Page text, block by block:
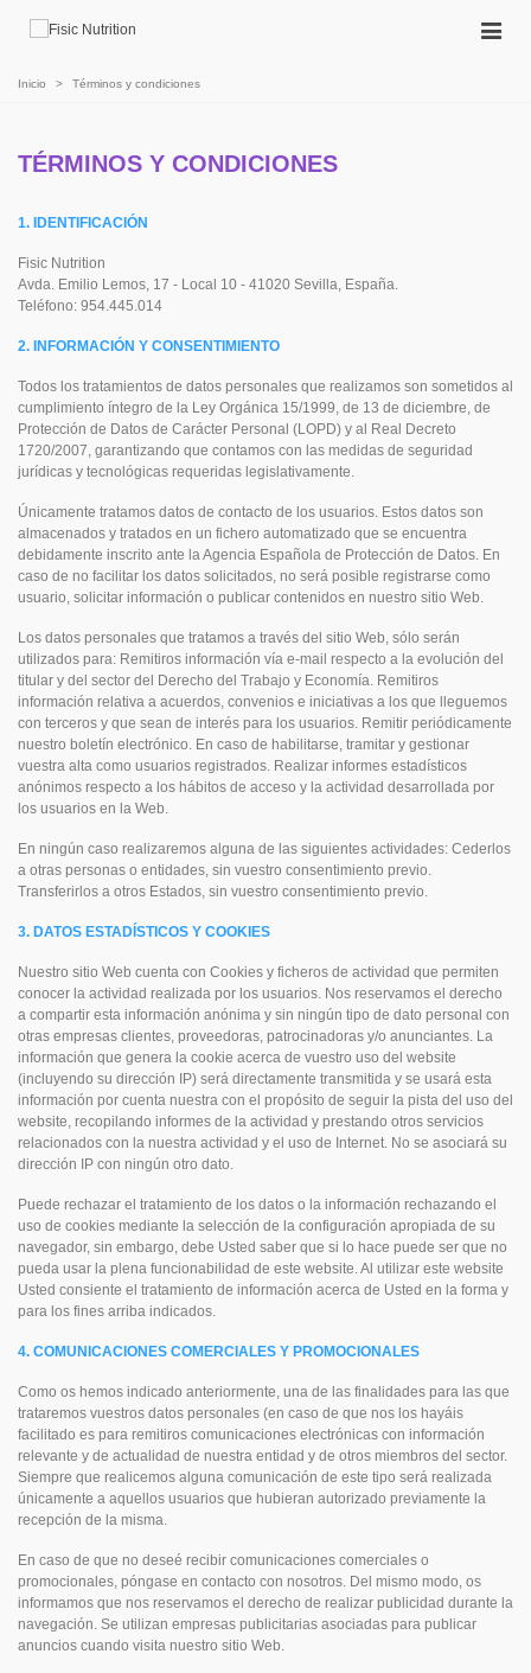
Inicio > Términos y condiciones
TÉRMINOS Y CONDICIONES
1. IDENTIFICACIÓN
Fisic Nutrition
Avda. Emilio Lemos, 17 - Local 10 - 41020 Sevilla, España.
Teléfono: 954.445.014
2. INFORMACIÓN Y CONSENTIMIENTO
Todos los tratamientos de datos personales que realizamos son sometidos al
cumplimiento íntegro de la Ley Orgánica 15/1999, de 13 de diciembre, de
Protección de Datos de Carácter Personal (LOPD) y al Real Decreto
1720/2007, garantizando que contamos con las medidas de seguridad
jurídicas y tecnológicas requeridas legislativamente.
Únicamente tratamos datos de contacto de los usuarios. Estos datos son
almacenados y tratados en un fichero automatizado que se encuentra
debidamente inscrito ante la Agencia Española de Protección de Datos. En
caso de no facilitar los datos solicitados, no será posible registrarse como
usuario, solicitar información o publicar contenidos en nuestro sitio Web.
Los datos personales que tratamos a través del sitio Web, sólo serán
utilizados para: Remitiros información vía e-mail respecto a la evolución del
titular y del sector del Derecho del Trabajo y Economía. Remitiros
información relativa a acuerdos, convenios e iniciativas a los que lleguemos
con terceros y que sean de interés para los usuarios. Remitir periódicamente
nuestro boletín electrónico. En caso de habilitarse, tramitar y gestionar
vuestra alta como usuarios registrados. Realizar informes estadísticos
anónimos respecto a los hábitos de acceso y la actividad desarrollada por
los usuarios en la Web.
En ningún caso realizaremos alguna de las siguientes actividades: Cederlos
a otras personas o entidades, sin vuestro consentimiento previo.
Transferirlos a otros Estados, sin vuestro consentimiento previo.
3. DATOS ESTADÍSTICOS Y COOKIES
Nuestro sitio Web cuenta con Cookies y ficheros de actividad que permiten
conocer la actividad realizada por los usuarios. Nos reservamos el derecho
a compartir esta información anónima y sin ningún tipo de dato personal con
otras empresas clientes, proveedoras, patrocinadoras y/o anunciantes. La
información que genera la cookie acerca de vuestro uso del website
(incluyendo su dirección IP) será directamente transmitida y se usará esta
información por cuenta nuestra con el propósito de seguir la pista del uso del
website, recopilando informes de la actividad y prestando otros servicios
relacionados con la nuestra actividad y el uso de Internet. No se asociará su
dirección IP con ningún otro dato.
Puede rechazar el tratamiento de los datos o la información rechazando el
uso de cookies mediante la selección de la configuración apropiada de su
navegador, sin embargo, debe Usted saber que si lo hace puede ser que no
pueda usar la plena funcionabilidad de este website. Al utilizar este website
Usted consiente el tratamiento de información acerca de Usted en la forma y
para los fines arriba indicados.
4. COMUNICACIONES COMERCIALES Y PROMOCIONALES
Como os hemos indicado anteriormente, una de las finalidades para las que
trataremos vuestros datos personales (en caso de que nos los hayáis
facilitado es para remitiros comunicaciones electrónicas con información
relevante y de actualidad de nuestra entidad y de otros miembros del sector.
Siempre que realicemos alguna comunicación de este tipo será realizada
únicamente a aquellos usuarios que hubieran autorizado previamente la
recepción de la misma.
En caso de que no deseé recibir comunicaciones comerciales o
promocionales, póngase en contacto con nosotros. Del mismo modo, os
informamos que nos reservamos el derecho de realizar publicidad durante la
navegación. Se utilizan empresas publicitarias asociadas para publicar
anuncios cuando visita nuestro sitio Web.